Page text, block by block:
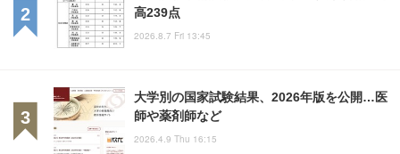
高239点
2026.8.7 Fri 13:45
大学別の国家試験結果、2026年版を公開…医
師や薬剤師など
2026.4.9 Thu 16:15